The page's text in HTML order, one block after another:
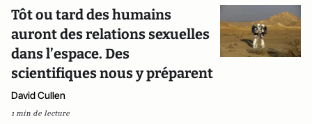
Tôt ou tard des humains
auront des relations sexuelles
dans l’espace. Des
scientifiques nous y préparent
David Cullen
1 min de lecture